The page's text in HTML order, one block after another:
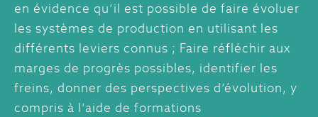
en évidence qu’il est possible de faire évoluer
les systèmes de production en utilisant les
différents leviers connus ; Faire réfléchir aux
marges de progrès possibles, identifier les
freins, donner des perspectives d’évolution, y
compris à l’aide de formations